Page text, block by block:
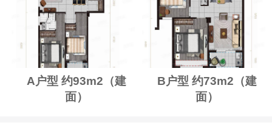
A户型 约93m2（建
面）
B户型 约73m2（建
面）